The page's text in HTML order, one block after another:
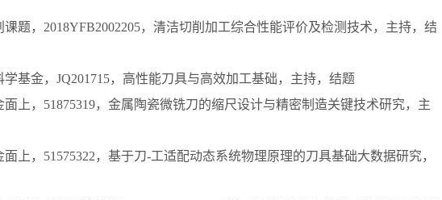
题，2018YFB2002205，清洁切削加工综合性能评价及检测技术，主持，结
基金，JQ201715，高性能刀具与高效加工基础，主持，结题
上，51875319，金属陶瓷微铣刀的缩尺设计与精密制造关键技术研究，主
上，51575322，基于刀-工适配动态系统物理原理的刀具基础大数据研究，